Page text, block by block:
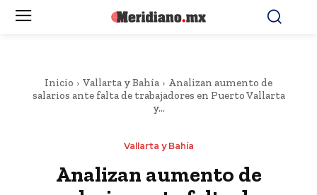
Inicio Vallarta y Bahía
Analizan aumento de
salarios ante falta de trabajadores en Puerto Vallarta
y...
Vallarta y Bahía
Analizan aumento de